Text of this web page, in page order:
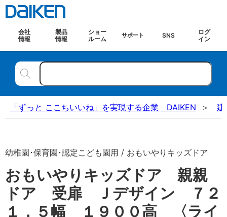
会社
情報
製品
情報
ショー
ルーム
サポート SNS
ログ
イン
「ずっと ここちいいね」を実現する企業 DAIKEN 建
幼稚園･保育園･認定こども園用 / おもいやりキッズドア
おもいやりキッズドア 親親
ドア 受扉 Ｊデザイン ７２
１．５幅 １９００高 〈ライ